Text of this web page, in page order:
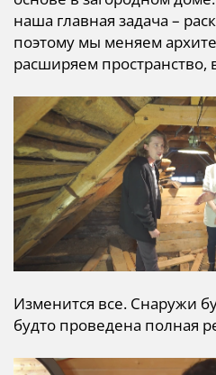
наша главная задача –
поэтому мы меняем
расширяем пространство,
Изменится все. Снаружи
будто проведена полная